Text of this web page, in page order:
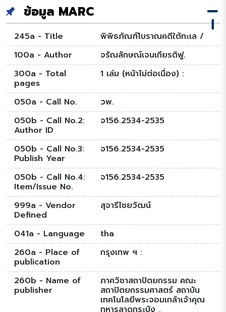
ข้อมูล MARC
245a - Title
พิพิธภัณฑ์โบราณคดีใต้ทะเล /
100a - Author
จรัณลักษณ์เจนเกียรติฟู.
300a - Total
pages
1 เล่ม (หน้าไม่ต่อเนื่อง) :
050a - Call No.
วพ.
050b - Call No.2:
Author ID
จ156.2534-2535
050b - Call No.3:
Publish Year
จ156.2534-2535
050b - Call No.4:
Item/Issue No.
จ156.2534-2535
999a - Vendor
Defined
สุจารีไชยวัฒน์
041a - Language
tha
260a - Place of
publication
กรุงเทพ ฯ :
260b - Name of
publisher
ภาควิชาสถาปัตยกรรม คณะ
สถาปัตยกรรมศาสตร์ สถาบัน
เทคโนโลยีพระจอมเกล้าเจ้าคุณ
ทหารลาดกระบัง ,